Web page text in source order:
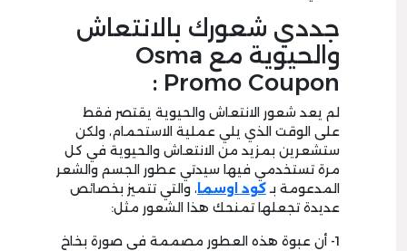
جددي شعورك بالانتعاش
والحيوية مع Osma
Promo Coupon :
لم يعد شعور الانتعاش والحيوية يقتصر فقط
على الوقت الذي يلي عملية الاستحمام، ولكن
ستشعرين بمزيد من الانتعاش والحيوية في كل
مرة تستخدمي فيها سيدتي عطور الجسم والشعر
المدعومة بـكود اوسما ، والتي تتميز بخصائص
عديدة تجعلها تمنحك هذا الشعور مثل:
1- أن عبوة هذه العطور مصممة في صورة بخاخ